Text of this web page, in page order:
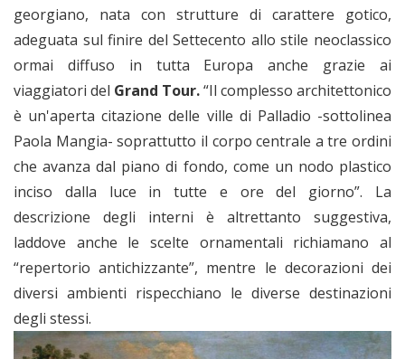
georgiano, nata con strutture di carattere gotico,
adeguata sul finire del Settecento allo stile neoclassico
ormai diffuso in tutta Europa anche grazie ai
viaggiatori del Grand Tour.“Il complesso architettonico
è un'aperta citazione delle ville di Palladio -sottolinea
Paola Mangia- soprattutto il corpo centrale a tre ordini
che avanza dal piano di fondo, come un nodo plastico
inciso dalla luce in tutte e ore del giorno”. La
descrizione degli interni è altrettanto suggestiva,
laddove anche le scelte ornamentali richiamano al
“repertorio antichizzante”, mentre le decorazioni dei
diversi ambienti rispecchiano le diverse destinazioni
degli stessi.